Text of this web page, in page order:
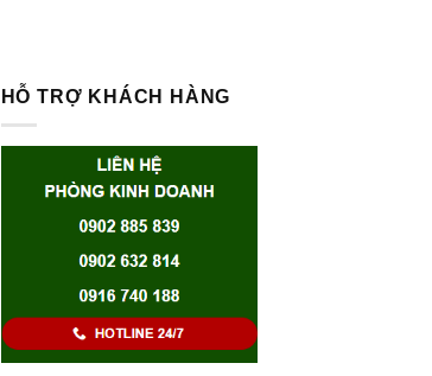
HỖ TRỢ KHÁCH HÀNG